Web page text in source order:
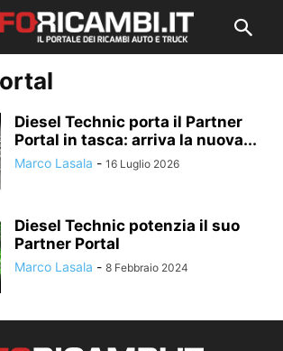
Diesel Technic porta il Partner
Portal in tasca: arriva la nuova...
Marco Lasala - 16 Luglio 2026
Diesel Technic potenzia il suo
Partner Portal
Marco Lasala - 8 Febbraio 2024